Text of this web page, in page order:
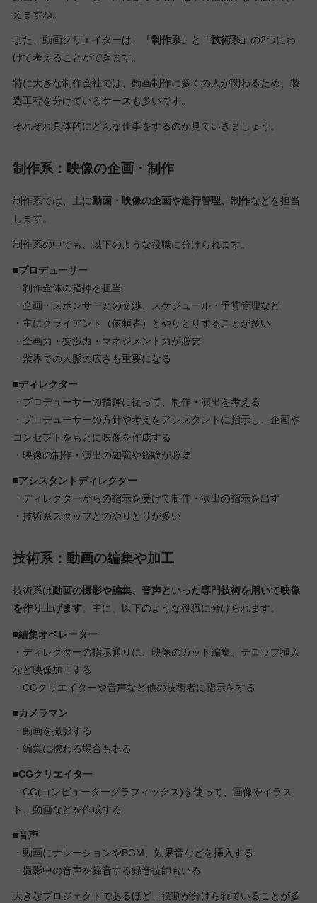
えますね。
また、動画クリエイターは、 「制作系」 と 「技術系」 の2つにわ
けて考えることができます。
特に大きな制作会社では、動画制作に多くの人が関わるため、製
造工程を分けているケースも多いです。
それぞれ具体的にどんな仕事をするのか見ていきましょう。
制作系：映像の企画・制作
制作系では、主に動画・映像の企画や進行管理、制作などを担当
します。
制作系の中でも、以下のような役職に分けられます。
■プロデューサー
・制作全体の指揮を担当
・企画・スポンサーとの交渉、スケジュール・予算管理など
・主にクライアント（依頼者）とやりとりすることが多い
・企画力・交渉力・マネジメント力が必要
・業界での人脈の広さも重要になる
■ディレクター
・プロデューサーの指揮に従って、制作・演出を考える
・プロデューサーの方針や考えをアシスタントに指示し、企画や
コンセプトをもとに映像を作成する
・映像の制作・演出の知識や経験が必要
■アシスタントディレクター
・ディレクターからの指示を受けて制作・演出の指示を出す
・技術系スタッフとのやりとりが多い
技術系：動画の編集や加工
技術系は動画の撮影や編集、音声といった専門技術を用いて映像
を作り上げます。主に、以下のような役職に分けられます。
■編集オペレーター
・ディレクターの指示通りに、映像のカット編集、テロップ挿入
など映像加工する
・CGクリエイターや音声など他の技術者に指示をする
■カメラマン
・動画を撮影する
・編集に携わる場合もある
■CGクリエイター
・CG(コンピューターグラフィックス)を使って、画像やイラス
ト、動画などを作成する
■音声
・動画にナレーションやBGM、効果音などを挿入する
・撮影中の音声を録音する録音技師もいる
大きなプロジェクトであるほど、役割が分けられていることが多